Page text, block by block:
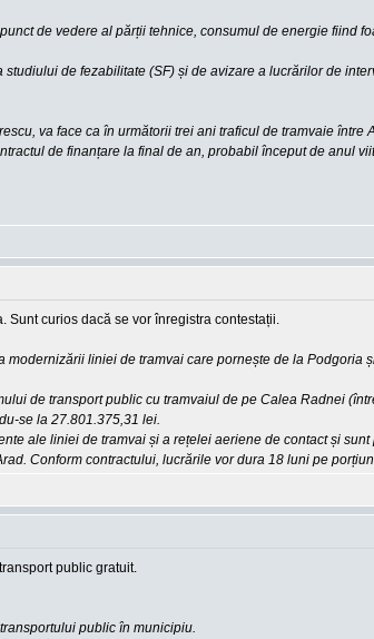
de vedere al părții tehnice, consumul de energie fiind
de fezabilitate (SF) și de avizare a lucrărilor de
va face ca în următorii trei ani traficul de tramvaie
de finanțare la final de an, probabil început de anul
curios dacă se vor înregistra contestații.
liniei de tramvai care pornește de la Podgoria
de transport public cu tramvaiul de pe Calea Radnei
se la 27.801.375,31 lei.
ale liniei de tramvai și a rețelei aeriene de contact și
Conform contractului, lucrările vor dura 18 luni pe
public gratuit.
public în municipiu.